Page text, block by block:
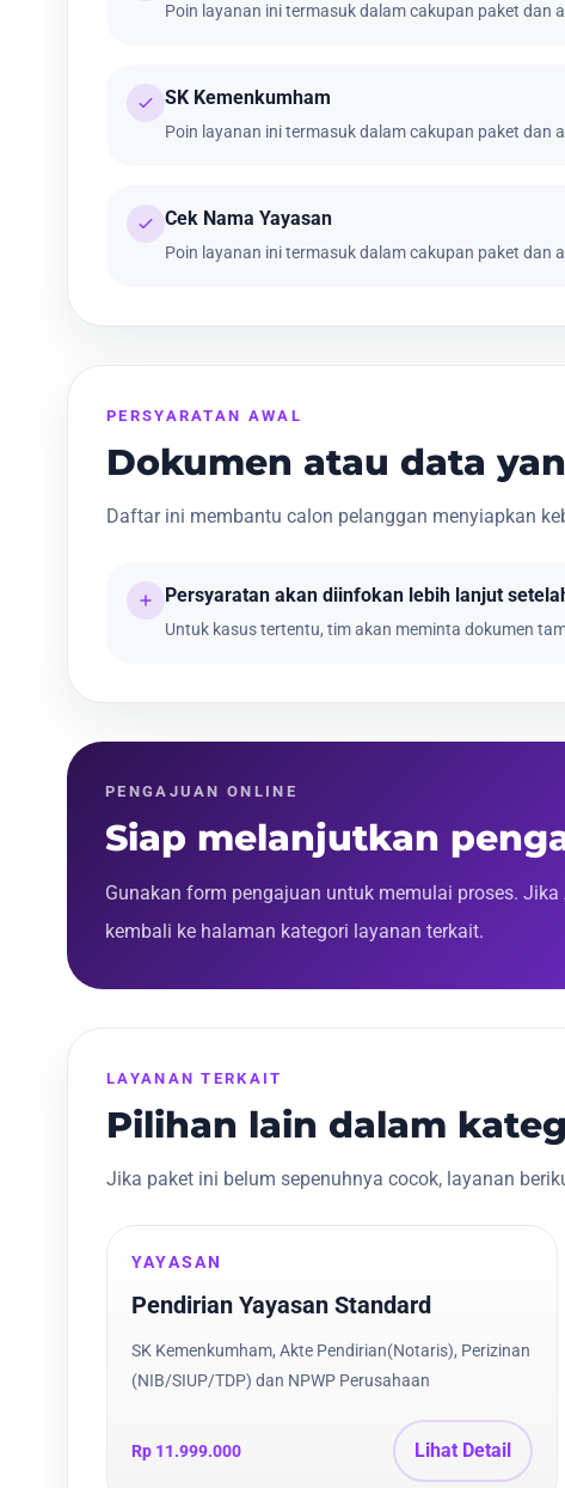
Poin layanan ini termasuk dalam cakupan paket dan
SK Kemenkumham
Poin layanan ini termasuk dalam cakupan paket dan
Cek Nama Yayasan
Poin layanan ini termasuk dalam cakupan paket dan
PERSYARATAN AWAL
Dokumen atau data
Daftar ini membantu calon pelanggan menyiapkan
Persyaratan akan diinfokan lebih lanjut
Untuk kasus tertentu, tim akan meminta dokumen
PENGAJUAN ONLINE
Siap melanjutkan
Gunakan form pengajuan untuk memulai proses.
kembali ke halaman kategori layanan terkait.
LAYANAN TERKAIT
Pilihan lain dalam
Jika paket ini belum sepenuhnya cocok, layanan
YAYASAN
Pendirian Yayasan Standard
SK Kemenkumham, Akte Pendirian(Notaris), Perizinan
(NIB/SIUP/TDP) dan NPWP Perusahaan
Rp 11.999.000 Lihat Detail